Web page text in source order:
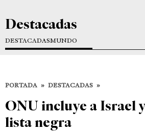
Destacadas
DESTACADASMUNDO
PORTADA » DESTACADAS »
ONU incluye a Israel
lista negra